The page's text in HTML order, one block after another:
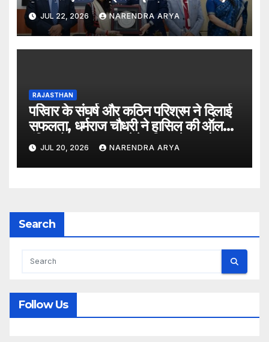
लिए दीक्षारंभ समारोह का आयोजन किया
JUL 22, 2026 NARENDRA ARYA
RAJASTHAN
परिवार के संघर्ष और कठिन परिश्रम ने दिलाई
सफलता, धर्मराज चौधरी ने हासिल की ऑल
इंडिया रैंक 6400, बनेंगे परिवार के पहले
डॉक्टर
JUL 20, 2026 NARENDRA ARYA
Search
Follow Us